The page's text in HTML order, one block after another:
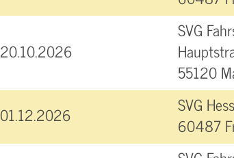
20.10.2026
SVG
55120
01.12.2026
SVG
60487